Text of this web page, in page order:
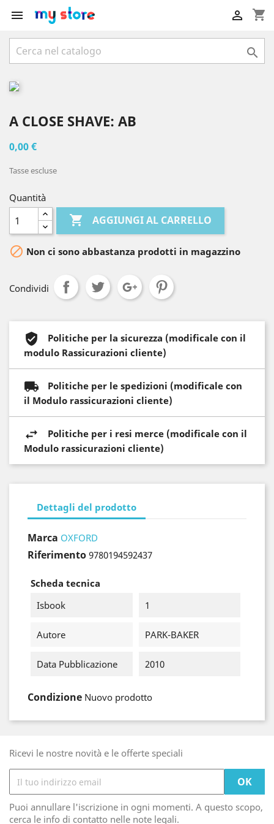
 shopping_cart


A CLOSE SHAVE: AB
0,00 €
Tasse escluse
Quantità
 AGGIUNGI AL CARRELLO
 Non ci sono abbastanza prodotti in magazzino
Condividi
Politiche per la sicurezza (modificale con il
modulo Rassicurazioni cliente)
Politiche per le spedizioni (modificale con
il Modulo rassicurazioni cliente)
Politiche per i resi merce (modificale con il
Modulo rassicurazioni cliente)
Dettagli del prodotto
Marca OXFORD
Riferimento 9780194592437
Scheda tecnica
Isbook
1
Autore PARK-BAKER
Data Pubblicazione 2010
Condizione Nuovo prodotto
Ricevi le nostre novità e le offerte speciali
Puoi annullare l'iscrizione in ogni momenti. A questo scopo,
cerca le info di contatto nelle note legali.